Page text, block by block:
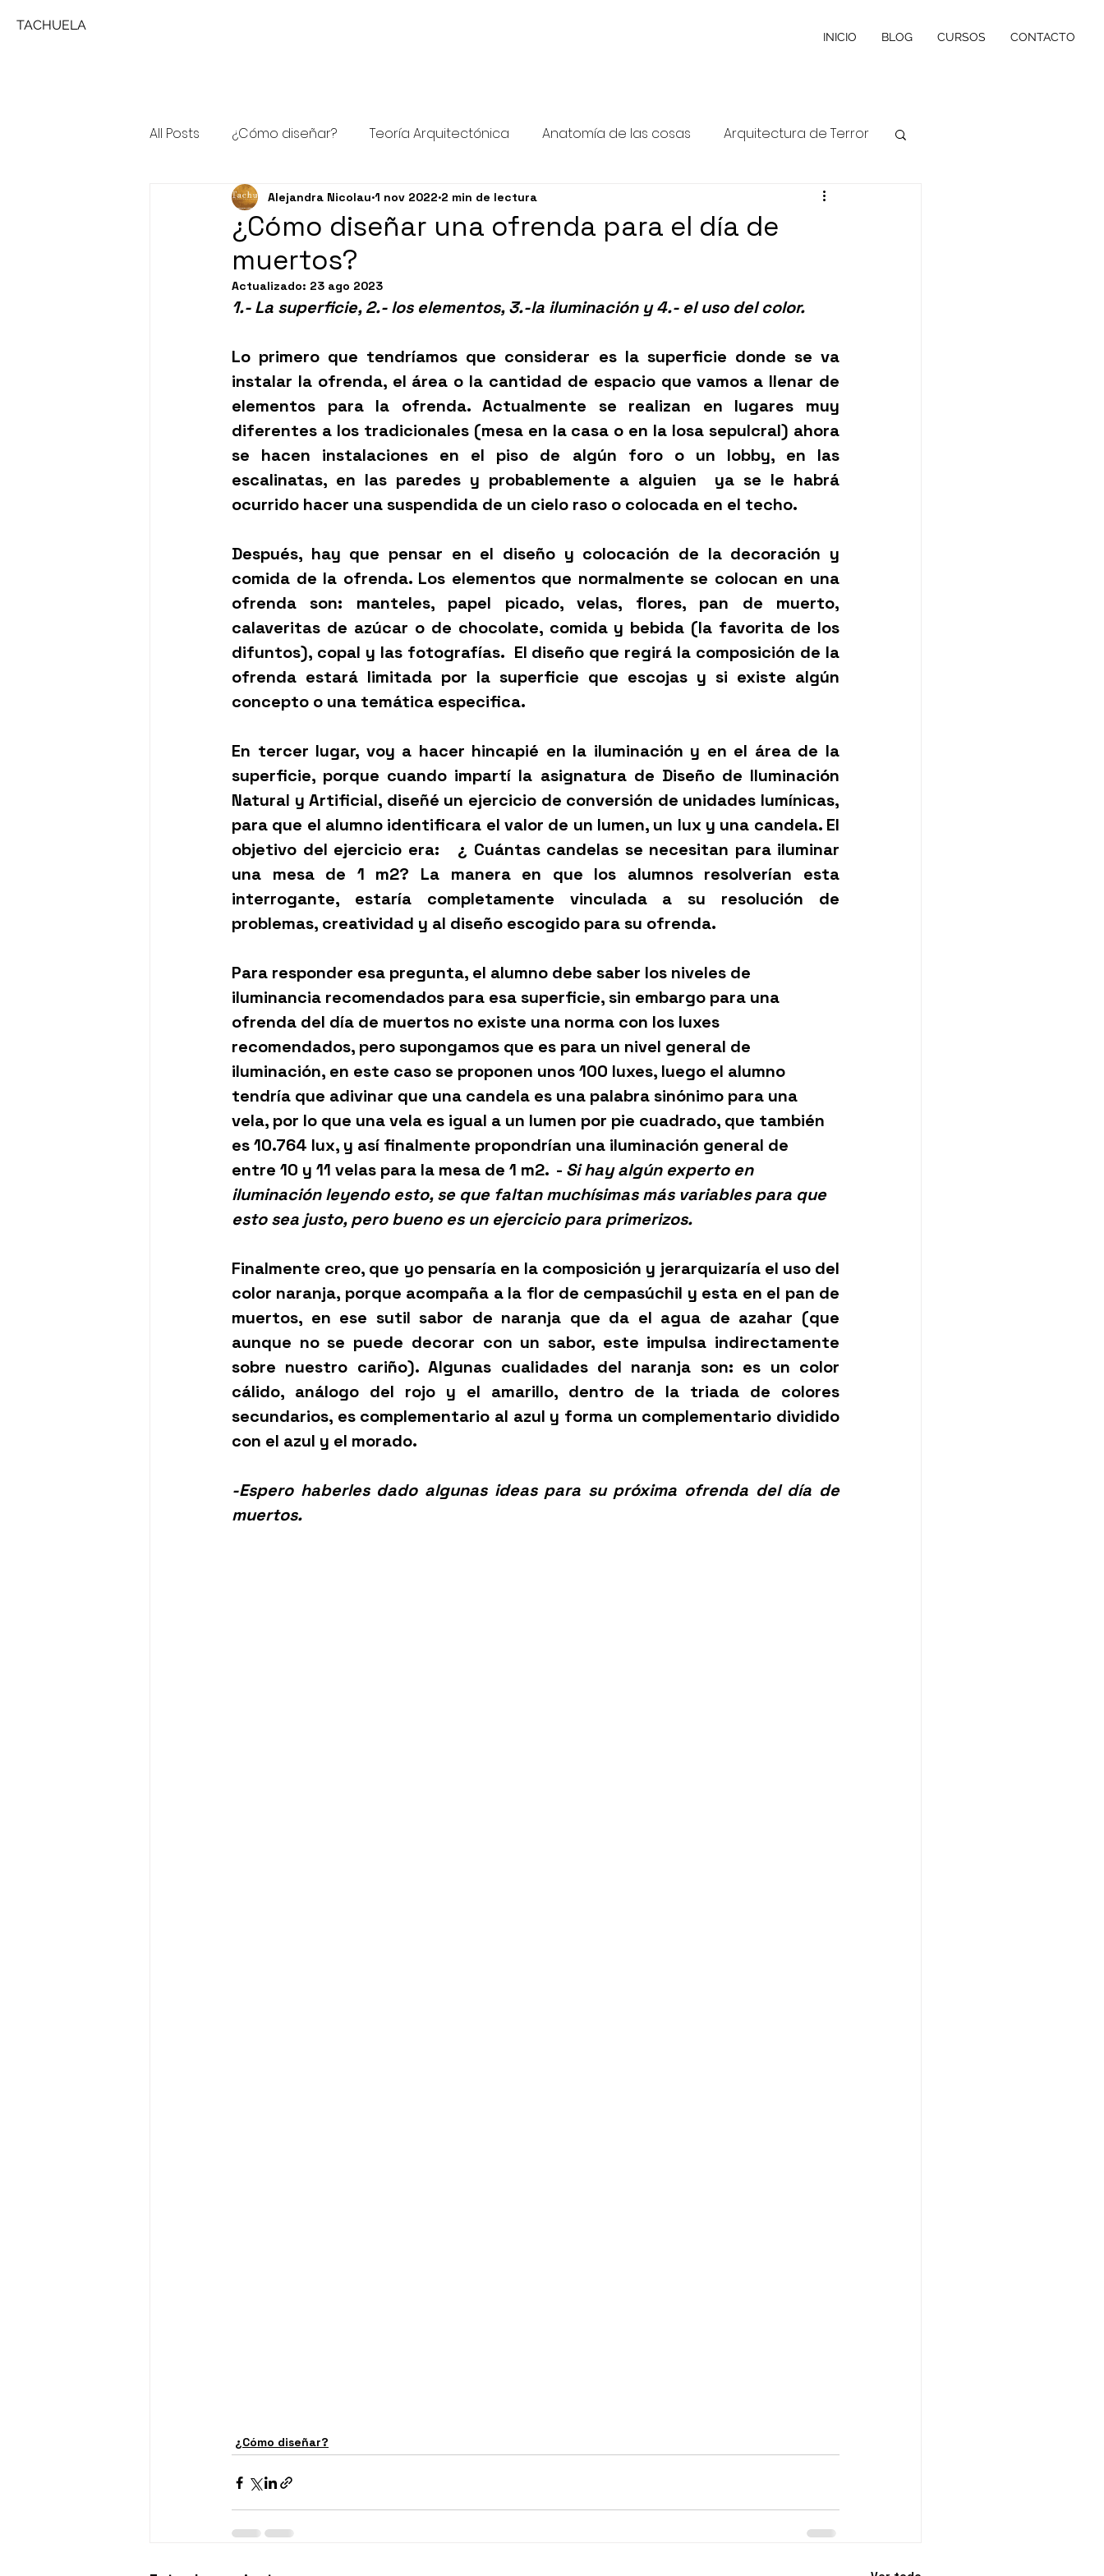
TACHUELA
INICIO BLOG CURSOS CONTACTO
All Posts ¿Cómo diseñar? Teoría Arquitectónica Anatomía de las cosas Arquitectura de Terror
Comentando a ... Patologías de las cosas Salas de Museos
¿Cómo diseñar una ofrenda para el día de
muertos?
Alejandra Nicolau 1 nov 2022 2 min de lectura
Actualizado: 23 ago 2023
1.- La superficie, 2.- los elementos, 3.-la iluminación y 4.- el uso del color.
Lo primero que tendríamos que considerar es la superficie donde se va
instalar la ofrenda, el área o la cantidad de espacio que vamos a llenar de
elementos para la ofrenda. Actualmente se realizan en lugares muy
diferentes a los tradicionales (mesa en la casa o en la losa sepulcral) ahora
se hacen instalaciones en el piso de algún foro o un lobby, en las
escalinatas, en las paredes y probablemente a alguien  ya se le habrá
ocurrido hacer una suspendida de un cielo raso o colocada en el techo.
Después, hay que pensar en el diseño y colocación de la decoración y
comida de la ofrenda. Los elementos que normalmente se colocan en una
ofrenda son: manteles, papel picado, velas, flores, pan de muerto,
calaveritas de azúcar o de chocolate, comida y bebida (la favorita de los
difuntos), copal y las fotografías.  El diseño que regirá la composición de la
ofrenda estará limitada por la superficie que escojas y si existe algún
concepto o una temática especifica.
En tercer lugar, voy a hacer hincapié en la iluminación y en el área de la
superficie, porque cuando impartí la asignatura de Diseño de Iluminación
Natural y Artificial, diseñé un ejercicio de conversión de unidades lumínicas,
para que el alumno identificara el valor de un lumen, un lux y una candela. El
objetivo del ejercicio era: ¿ Cuántas candelas se necesitan para iluminar
una mesa de 1 m2? La manera en que los alumnos resolverían esta
interrogante, estaría completamente vinculada a su resolución de
problemas, creatividad y al diseño escogido para su ofrenda.
Para responder esa pregunta, el alumno debe saber los niveles de
iluminancia recomendados para esa superficie, sin embargo para una
ofrenda del día de muertos no existe una norma con los luxes
recomendados, pero supongamos que es para un nivel general de
iluminación, en este caso se proponen unos 100 luxes, luego el alumno
tendría que adivinar que una candela es una palabra sinónimo para una
vela, por lo que una vela es igual a un lumen por pie cuadrado, que también
es 10.764 lux, y así finalmente propondrían una iluminación general de
entre 10 y 11 velas para la mesa de 1 m2.  - Si hay algún experto en
iluminación leyendo esto, se que faltan muchísimas más variables para que
esto sea justo, pero bueno es un ejercicio para primerizos.
Finalmente creo, que yo pensaría en la composición y jerarquizaría el uso del
color naranja, porque acompaña a la flor de cempasúchil y esta en el pan de
muertos, en ese sutil sabor de naranja que da el agua de azahar (que
aunque no se puede decorar con un sabor, este impulsa indirectamente
sobre nuestro cariño). Algunas cualidades del naranja son: es un color
cálido, análogo del rojo y el amarillo, dentro de la triada de colores
secundarios, es complementario al azul y forma un complementario dividido
con el azul y el morado.
-Espero haberles dado algunas ideas para su próxima ofrenda del día de
muertos.
¿Cómo diseñar?